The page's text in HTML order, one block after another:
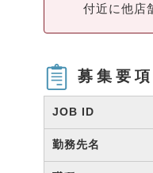
付近に他店
募集要項
JOB ID
勤務先名